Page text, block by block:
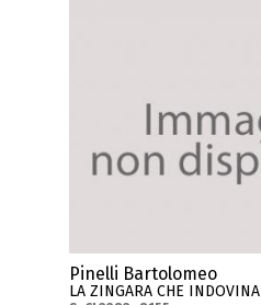
Pinelli Bartolomeo
LA ZINGARA CHE INDOVINA